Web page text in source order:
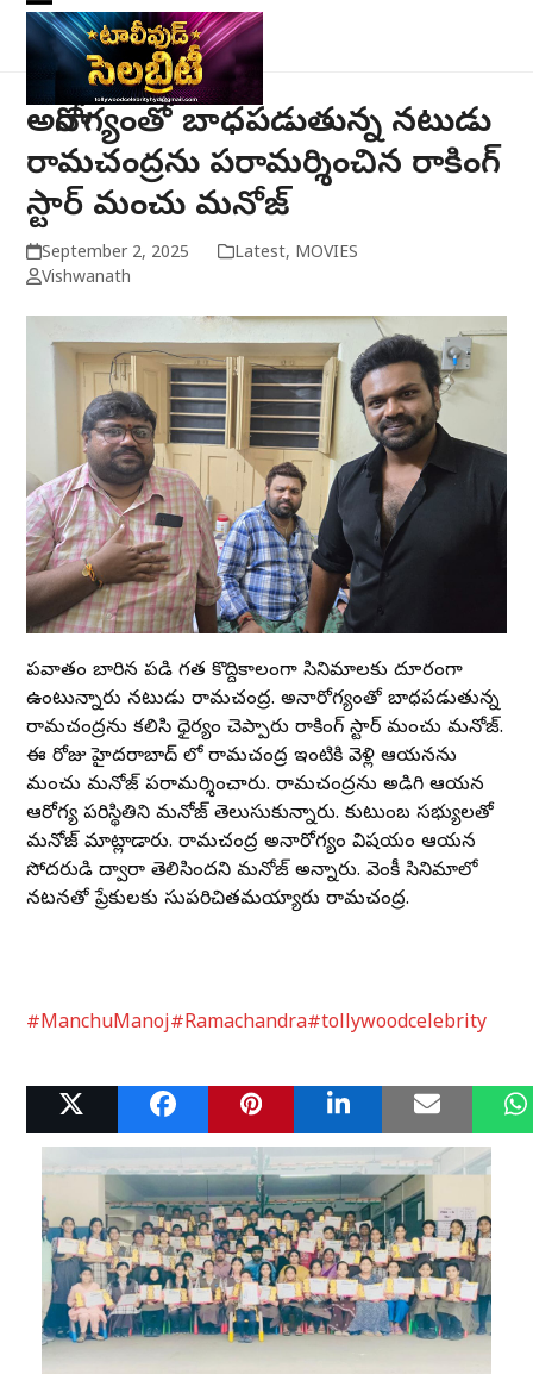
Skip
content
Open
mobile
menu
Close
mobile
menu
అనారోగ్యంతో బాధపడుతున్న నటుడు
రామచంద్రను పరామర్శించిన రాకింగ్
స్టార్ మంచు మనోజ్
September 2, 2025 Latest, MOVIES
Vishwanath
పక్షవాతం బారిన పడి గత కొద్దికాలంగా సినిమాలకు దూరంగా
ఉంటున్నారు నటుడు రామచంద్ర. అనారోగ్యంతో బాధపడుతున్న
రామచంద్రను కలిసి ధైర్యం చెప్పారు రాకింగ్ స్టార్ మంచు మనోజ్.
ఈ రోజు హైదరాబాద్ లో రామచంద్ర ఇంటికి వెళ్లి ఆయనను
మంచు మనోజ్ పరామర్శించారు. రామచంద్రను అడిగి ఆయన
ఆరోగ్య పరిస్థితిని మనోజ్ తెలుసుకున్నారు. కుటుంబ సభ్యులతో
మనోజ్ మాట్లాడారు. రామచంద్ర అనారోగ్యం విషయం ఆయన
సోదరుడి ద్వారా తెలిసిందని మనోజ్ అన్నారు. వెంకీ సినిమాలో
నటనతో ప్రేక్షకులకు సుపరిచితమయ్యారు రామచంద్ర.
#ManchuManoj#Ramachandra#tollywoodcelebrity
Related Posts